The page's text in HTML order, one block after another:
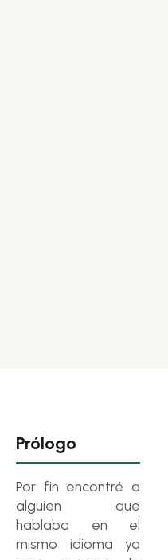
Prólogo
Por fin encontré a
alguien que
hablaba en el
mismo idioma ya